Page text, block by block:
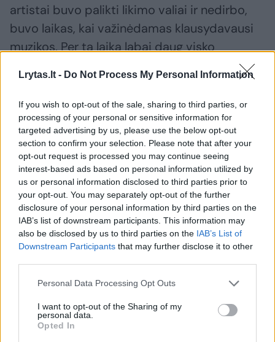
Lrytas.lt - Do Not Process My Personal Information
If you wish to opt-out of the sale, sharing to third parties, or
processing of your personal or sensitive information for
targeted advertising by us, please use the below opt-out
section to confirm your selection. Please note that after your
opt-out request is processed you may continue seeing
interest-based ads based on personal information utilized by
us or personal information disclosed to third parties prior to
your opt-out. You may separately opt-out of the further
disclosure of your personal information by third parties on the
IAB’s list of downstream participants. This information may
also be disclosed by us to third parties on the IAB’s List of
Downstream Participants that may further disclose it to other
Personal Data Processing Opt Outs
I want to opt-out of the Sharing of my
personal data.
Opted In
artistai buvo palikti likimo valiai ir nedirbo,
buvo laikas, kai važinėdamas klausydavausi
muzikos. Per tą laiką labai daug visko
Daugiau nuotraukų (9)
A.Kaniava pripažino, jog kadaise buvo labai greitas,
numatantis į priekį.
R.Jurgaičio nuotr.